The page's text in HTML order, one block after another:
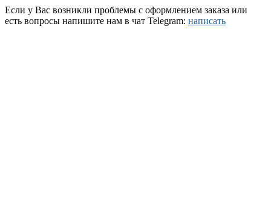
Если у Вас возникли проблемы с оформлением заказа или
есть вопросы напишите нам в чат Telegram: написать